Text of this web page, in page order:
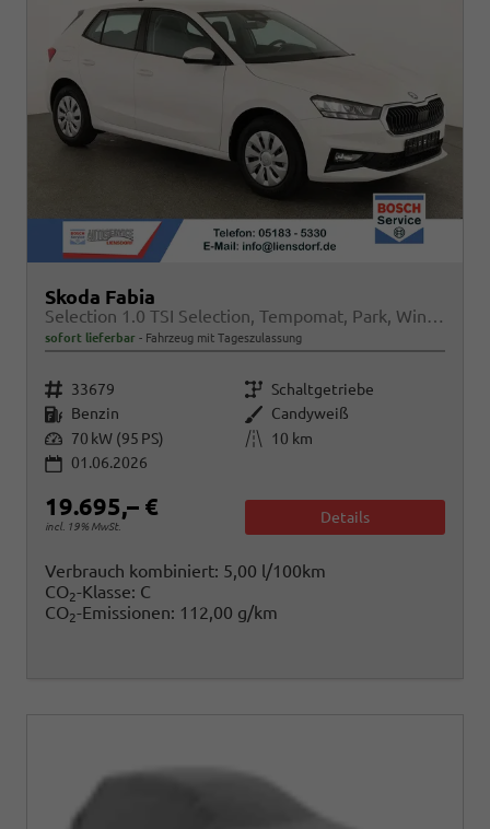
Skoda Fabia
Selection 1.0 TSI Selection, Tempomat, Park, Winterpaket, SmartLink, 4 J.-Garantie
sofort lieferbar Fahrzeug mit Tageszulassung
Fahrzeugnr. 33679 Getriebe Schaltgetriebe
Kraftstoff Benzin Außenfarbe Candyweiß
Leistung 70 kW (95 PS) Kilometerstand
10 km
01.06.2026
19.695,– €
incl. 19% MwSt.
Details
Verbrauch kombiniert: 5,00 l/100km
CO2-Klasse: C
CO2-Emissionen: 112,00 g/km